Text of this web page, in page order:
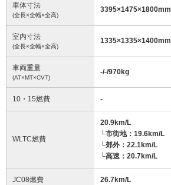
車体寸法
(全長×全幅×全高)
3395×1475×1800mm
室内寸法
(全長×全幅×全高)
1335×1335×1400mm
車両重量
(AT×MT×CVT)
-/-/970kg
10・15燃費 -
WLTC燃費
20.9km/L
└市街地：19.6km/L
└郊外：22.1km/L
└高速：20.7km/L
JC08燃費 26.7km/L